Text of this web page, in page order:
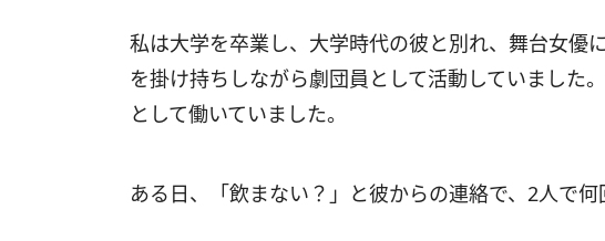
私は大学を卒業し、大学時代の彼と別れ、舞台女優
を掛け持ちしながら劇団員として活動していました
として働いていました。
ある日、「飲まない？」と彼からの連絡で、2人で